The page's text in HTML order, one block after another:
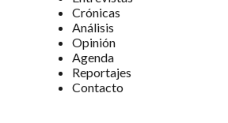
Crónicas
Análisis
Opinión
Agenda
Reportajes
Contacto